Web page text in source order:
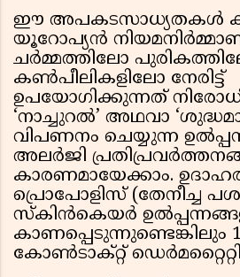
ഈ അപകടസാധ്യതകൾ
യൂറോപ്യൻ
ചർമ്മത്തിലോ
കൺപീലികളിലോ നേരിട്ട്
ഉപയോഗിക്കുന്നത്
‘നാച്ചുറൽ’ അഥവാ
വിപണനം ചെയ്യുന്ന
അലർജി
കാരണമായേക്കാം.
പ്രൊപോളിസ് (തേനീച്ച
സ്കിൻകെയർ
കാണപ്പെടുന്നുണ്ടെങ്കിലും
കോൺടാക്റ്റ്